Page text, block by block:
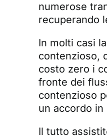
numerose
recuperando
In molti casi
contenzioso,
costo zero i
fronte dei
contenzioso
un accordo in
Il tutto